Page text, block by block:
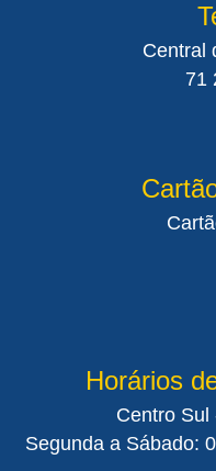
Central
71
Horários
Centro Sul
Segunda a Sábado: